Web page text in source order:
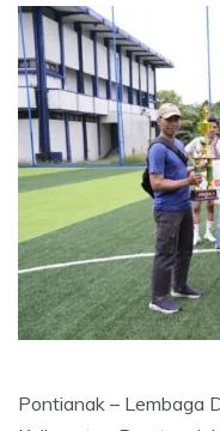
Pontianak – Lembaga